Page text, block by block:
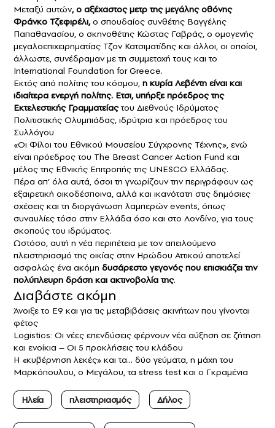
Μεταξύ αυτών, ο αξέχαστος μετρ της μεγάλης οθόνης
Φράνκο Τζεφιρέλι,ο σπουδαίος συνθέτης Βαγγέλης
Παπαθανασίου, ο σκηνοθέτης Κώστας Γαβράς, ο ομογενής
μεγαλοεπιχειρηματίας Τζον Κατσιματίδης και άλλοι, οι οποίοι,
άλλωστε, συνέδραμαν με τη συμμετοχή τους και το
International Foundation for Greece.
Εκτός από πολίτης του κόσμου, η κυρία Λεβέντη είναι και
ιδιαίτερα ενεργή πολίτης. Ετσι, υπήρξε πρόεδρος της
Εκτελεστικής Γραμματείαςτου Διεθνούς Ιδρύματος
Πολιτιστικής Ολυμπιάδας, ιδρύτρια και πρόεδρος του
Συλλόγου
«Οι Φίλοι του Εθνικού Μουσείου Σύγχρονης Τέχνης», ενώ
είναι πρόεδρος του The Breast Cancer Action Fund και
μέλος της Εθνικής Επιτροπής της UNESCO Ελλάδας.
Πέρα απ’ όλα αυτά, όσοι τη γνωρίζουν την περιγράφουν ως
εξαιρετική οικοδέσποινα, αλλά και ικανότατη στις δημόσιες
σχέσεις και τη διοργάνωση λαμπερών events, όπως
συναυλίες τόσο στην Ελλάδα όσο και στο Λονδίνο, για τους
σκοπούς του ιδρύματος.
Ωστόσο, αυτή η νέα περιπέτεια με τον απειλούμενο
πλειστηριασμό της οικίας στην Ηρώδου Αττικού αποτελεί
ασφαλώς ένα ακόμη δυσάρεστο γεγονός που επισκιάζει την
πολύπλευρη δράση και ακτινοβολία της.
Διαβάστε ακόμη
Άνοιξε το Ε9 και για τις μεταβιβάσεις ακινήτων που γίνονται
φέτος
Logistics: Οι νέες επενδύσεις φέρνουν νέα αύξηση σε ζήτηση
και ενοίκια – Οι 5 προκλήσεις του κλάδου
Η «κυβέρνηση λεκές» και τα… δύο γεύματα, η μάχη του
Μαρκόπουλου, ο Μεγάλου, τα stress test και ο Γκραμένια
Ηλεία πλειστηριασμός Δήλος